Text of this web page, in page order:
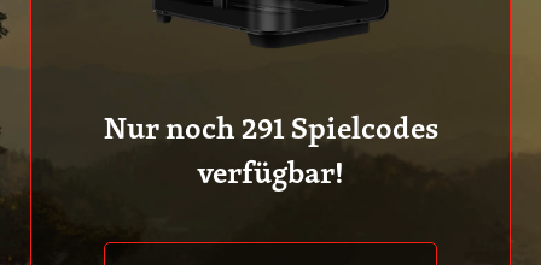
Nur noch291Spielcodes
verfügbar!